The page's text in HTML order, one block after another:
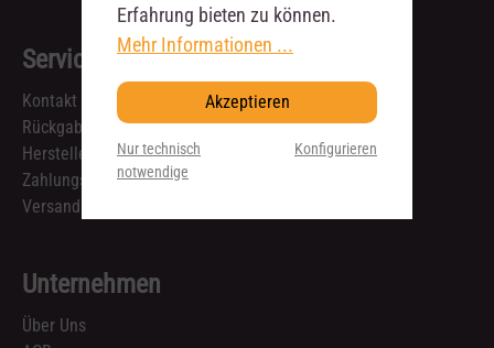
Service
Kontakt
Rückgabe & Reklamation
Hersteller
Zahlungsarten
Versandkosten und Lieferzeiten
Unternehmen
Über Uns
Erfahrung bieten zu können.
Mehr Informationen ...
Akzeptieren
Nur technisch
notwendige
Konfigurieren